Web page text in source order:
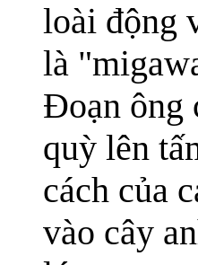
loài động
là
Đoạn ông
quỳ lên
cách của
vào cây